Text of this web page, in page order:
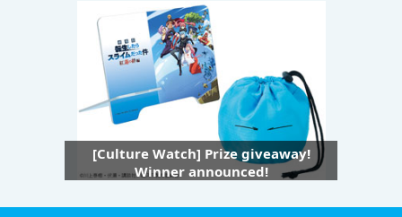
[Culture Watch] Prize giveaway!
Winner announced!